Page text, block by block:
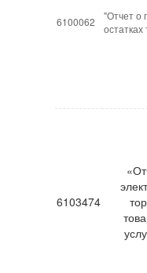
6100062
"Отчет о
остатках
6103474